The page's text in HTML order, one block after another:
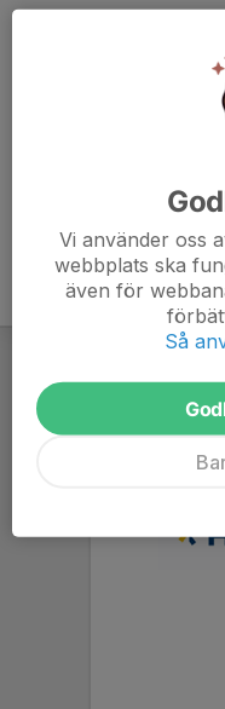
Vi använder oss
webbplats ska
även för
Så